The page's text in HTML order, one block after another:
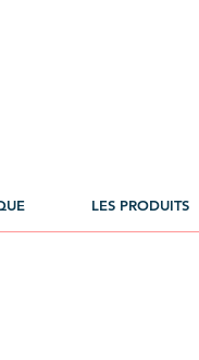
LES PRODUITS